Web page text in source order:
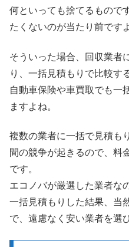
何といっても捨てるもので
たくないのが当たり前です
そういった場合、回収業者
り、一括見積もりで比較す
自動車保険や車買取でも一
ますよね。
複数の業者に一括で見積も
間の競争が起きるので、料
です。
エコノバが厳選した業者な
一括見積もりした結果、当
で、遠慮なく安い業者を選